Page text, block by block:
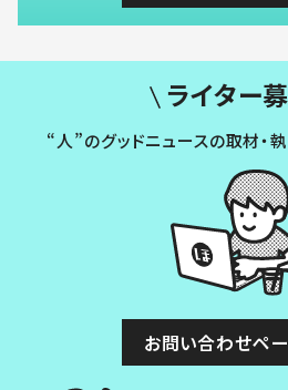
ライター募
“人”のグッドニュースの取材・
お問い合わせペ